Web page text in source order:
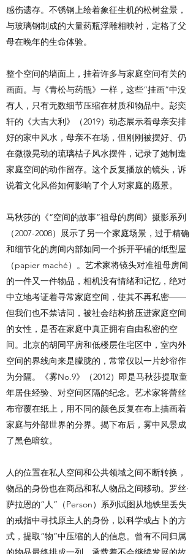
感伤遗存。不锈钢上绘着象征生机的松树盆景，
与玻璃钢制成的大量药瓶浮雕相映衬，定格了父
母在晚年的生命体验。
整个空间的墙面上，挂着许多与家庭空间有关的
画面。与《青松与药瓶》一样，这些“挂画”中没
有人，只有无数细节压缩在材质和物品中。彭奕
轩的《大吉大利》（2019）动态展示着母亲安排
好的家中风水，母亲不在场，但刚刚被摆好、仍
在微微晃动的琉璃桔子风水摆件，记录了她制造
家庭空间的动作留存。这个反复播放的镜头，诉
说着文化风俗如何影响了个人对家庭的愿景。
马秋莎的《“空间的故事”祖母的房间》摄影系列
（2007-2008）展示了另一个家庭场景，过于精确
和细节化的房间内部如同一个拆开平铺的纸型屋
（papier maché）。艺术家将镜头对准祖母房间
的一件又一件物品，相机没有情绪和记忆，绝对
中立地考证着寻常家庭空间，使其不再私密——
但我们也不禁诘问，被社会结构挤压进家庭空间
的女性，是否在家庭中真正拥有自由私密的空
间。北京的胡同平房和低楼层住宅区中，室内外
空间的界线向来是朦胧的，常常仅以一片纱帘作
为分隔。《雾No.9》（2012）即是马秋莎提取童
年居住经验、对空间区隔的纪念。艺术家将蕾丝
布帘覆在纸上，用不同的颜色反复在布上描画着
家庭与外部世界的分界。揭下布后，雾中风景成
了黑色暗纹。
人的位置在私人空间和公共领域之间不断转换，
物品的身份也在商品和私人物品之间移动。罗丝·
萨拉恩的“人”（Person）系列试图从地铁里丢失
的戒指中寻找原主人的身份，以科学或占卜的方
式，提取“物”中压缩的人的信息。曾有不同归属